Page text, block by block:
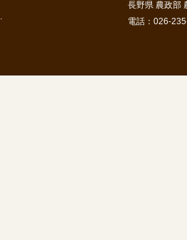
長野県 農政部
電話：026-